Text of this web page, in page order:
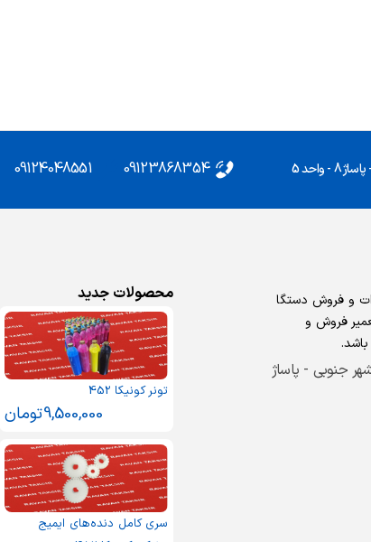
09123868354
09124048551
واردات و فروش دستگا
فروش و
جنوبی - پاساژ
محصولات جدید
تونر کونیکا 452
9,500,000تومان
سری کامل دنده‌های ایمیج